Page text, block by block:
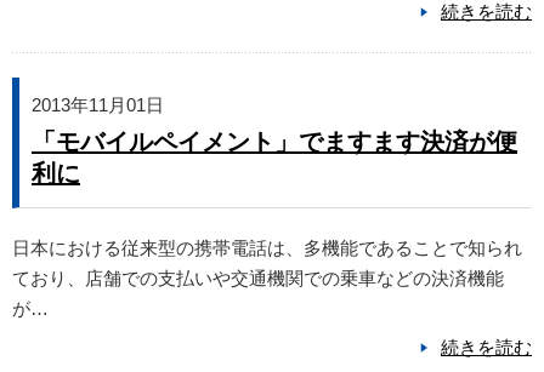
続きを読む
2013年11月01日
「モバイルペイメント」でますます決済が便
利に
日本における従来型の携帯電話は、多機能であることで知られ
ており、店舗での支払いや交通機関での乗車などの決済機能
が…
続きを読む